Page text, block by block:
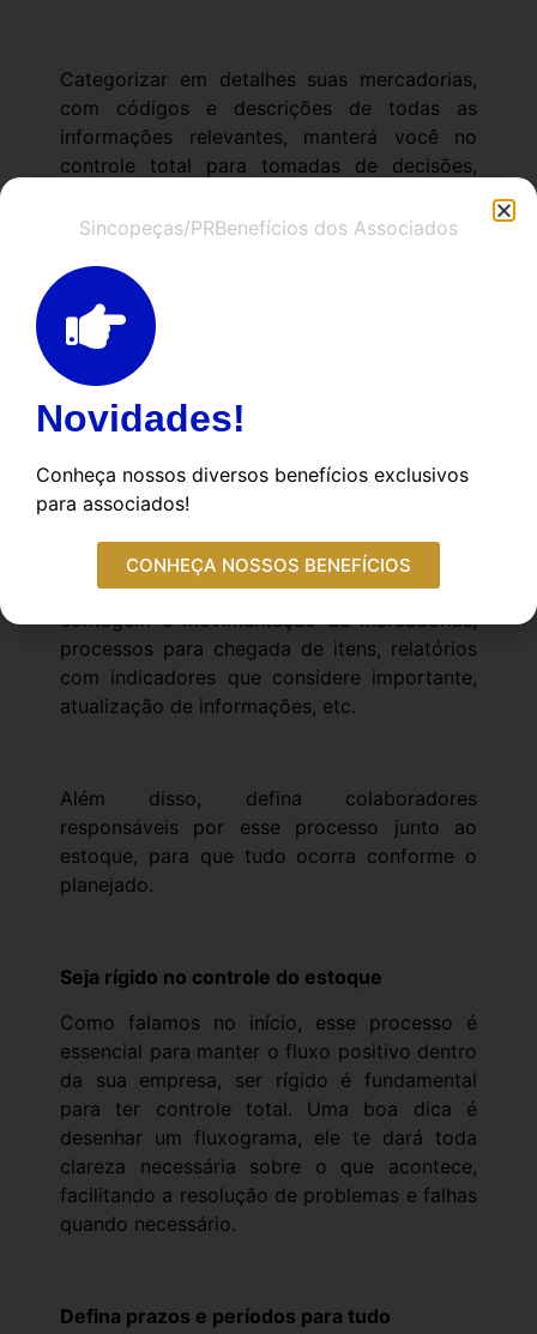
Categorizar em detalhes suas mercadorias,
com códigos e descrições de todas as
informações relevantes, manterá você no
controle total para tomadas de decisões,
que podem não estar sendo necessários.
demorada, porém depois de feita, otimizará
toda contagem de estoque e listagem de
compras!
Padronize a organização do estoque
Definir um inventário e períodos de
verificação não serão úteis se não houver
regularmente. Tudo precisa seguir requisitos
de armazenamento, horários adequados para
contagem e movimentação de mercadorias,
processos para chegada de itens, relatórios
com indicadores que considere importante,
atualização de informações, etc.
Além disso, defina colaboradores
responsáveis por esse processo junto ao
estoque, para que tudo ocorra conforme o
planejado.
Seja rígido no controle do estoque
Como falamos no início, esse processo é
essencial para manter o fluxo positivo dentro
da sua empresa, ser rígido é fundamental
para ter controle total. Uma boa dica é
desenhar um fluxograma, ele te dará toda
clareza necessária sobre o que acontece,
facilitando a resolução de problemas e falhas
quando necessário.
Defina prazos e períodos para tudo
Sincopeças/PRBenefícios dos Associados
Novidades!
Conheça nossos diversos benefícios exclusivos
para associados!
CONHEÇA NOSSOS BENEFÍCIOS